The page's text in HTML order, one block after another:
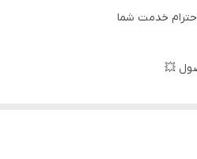
خدمت شما
💥